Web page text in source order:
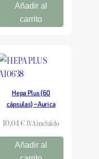
Añadir al
carrito
Hepa Plus (60
cápsulas) – Aurica
10,04€ IVA incluido
Añadir al